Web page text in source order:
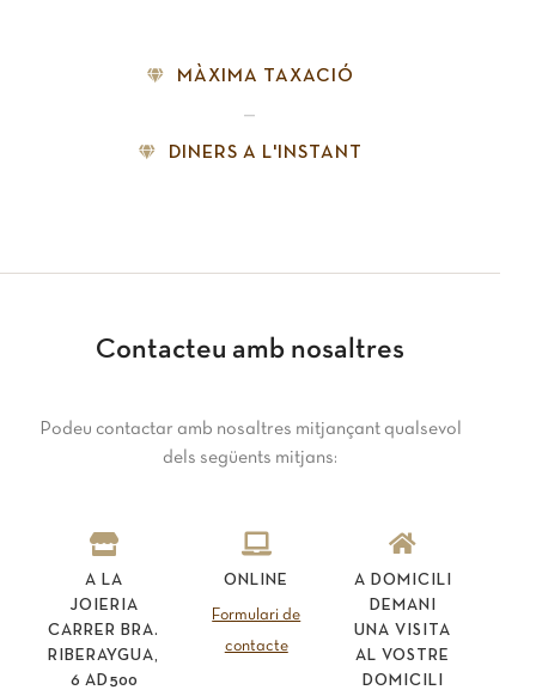
MÀXIMA TAXACIÓ
—
DINERS A L'INSTANT
Contacteu amb nosaltres
Podeu contactar amb nosaltres mitjançant qualsevol
dels següents mitjans:
A LA
JOIERIA
CARRER BRA.
RIBERAYGUA,
6 AD500
ONLINE
Formulari de
contacte
A DOMICILI
DEMANI
UNA VISITA
AL VOSTRE
DOMICILI